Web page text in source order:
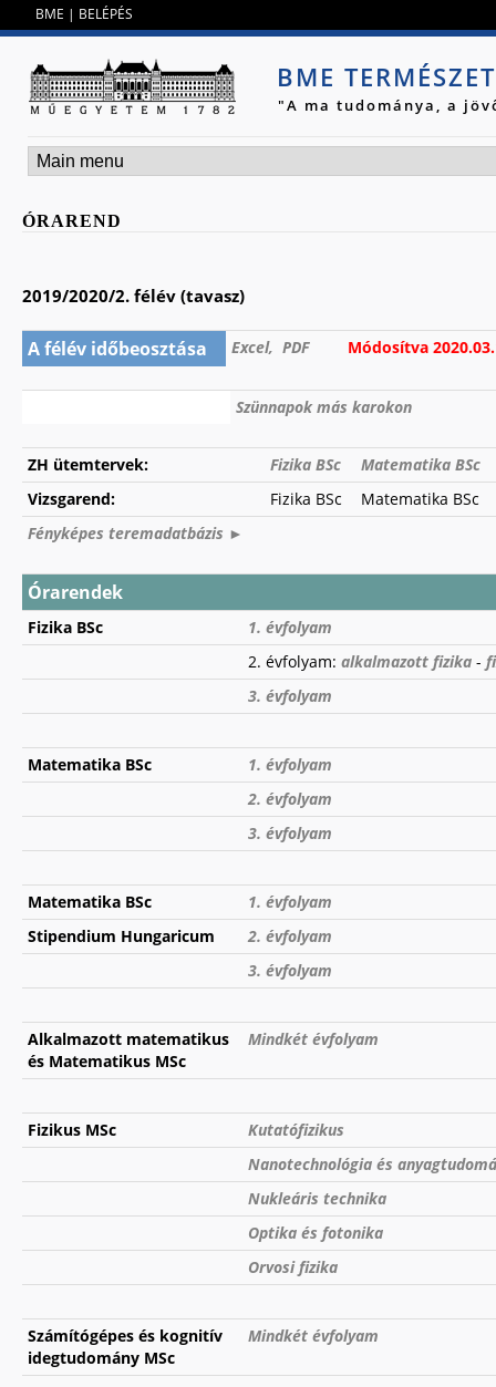
BME | BELÉPÉS
BME
"A ma tudománya, a
ÓRAREND
2019/2020/2. félév (tavasz)
A félév időbeosztása Excel, PDF Módosítva
Szünnapok más karokon
ZH ütemtervek: Fizika BSc
Matematika BSc
Vizsgarend:
Fizika BSc
Matematika BSc
Fényképes teremadatbázis ►
Órarendek
Fizika BSc
1. évfolyam
2. évfolyam: alkalmazott fizika -
3. évfolyam
Matematika BSc
1. évfolyam
2. évfolyam
3. évfolyam
Matematika BSc
1. évfolyam
Stipendium Hungaricum
2. évfolyam
3. évfolyam
Alkalmazott matematikus
és Matematikus MSc
Mindkét évfolyam
Fizikus MSc
Kutatófizikus
Nanotechnológia és
Nukleáris technika
Optika és fotonika
Orvosi fizika
Számítógépes és kognitív
idegtudomány MSc
Mindkét évfolyam